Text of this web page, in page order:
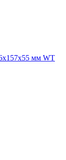
мм WT